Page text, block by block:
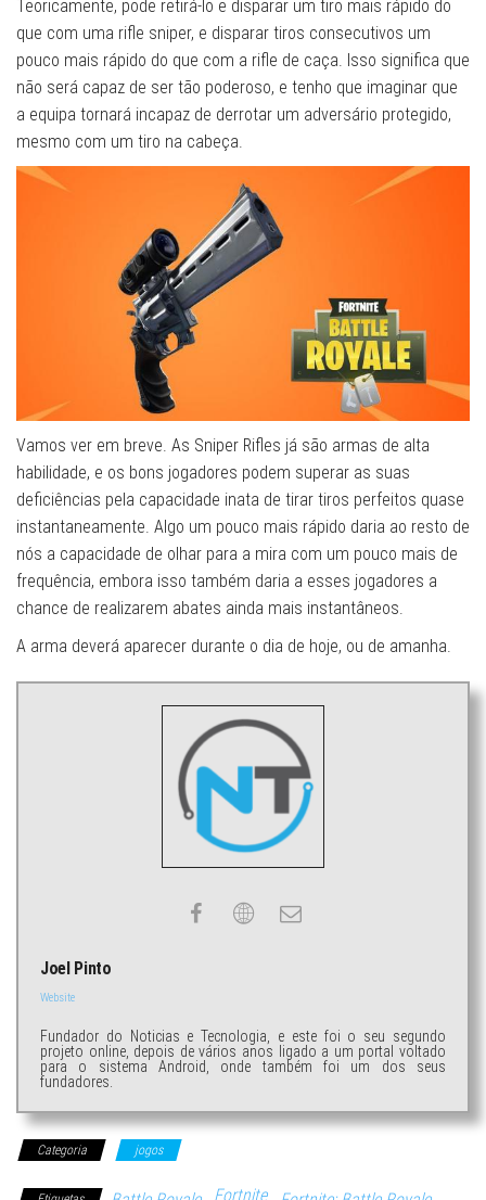
Teoricamente, pode retirá-lo e disparar um tiro mais rápido do
que com uma rifle sniper, e disparar tiros consecutivos um
pouco mais rápido do que com a rifle de caça. Isso significa que
não será capaz de ser tão poderoso, e tenho que imaginar que
a equipa tornará incapaz de derrotar um adversário protegido,
mesmo com um tiro na cabeça.
Vamos ver em breve. As Sniper Rifles já são armas de alta
habilidade, e os bons jogadores podem superar as suas
deficiências pela capacidade inata de tirar tiros perfeitos quase
instantaneamente. Algo um pouco mais rápido daria ao resto de
nós a capacidade de olhar para a mira com um pouco mais de
frequência, embora isso também daria a esses jogadores a
chance de realizarem abates ainda mais instantâneos.
A arma deverá aparecer durante o dia de hoje, ou de amanha.
Joel Pinto
Website
Fundador do Noticias e Tecnologia, e este foi o seu segundo
projeto online, depois de vários anos ligado a um portal voltado
para o sistema Android, onde também foi um dos seus
fundadores.
Categoria jogos
Fortnite